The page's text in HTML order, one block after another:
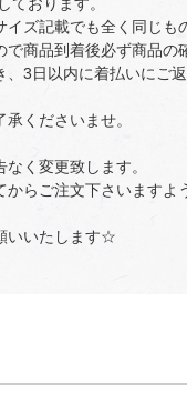
ズ記載でも全く同じも
商品到着後必ず商品の
3日以内に着払いにご
くださいませ。
く変更致します。
らご注文下さいますよ
いいたします☆